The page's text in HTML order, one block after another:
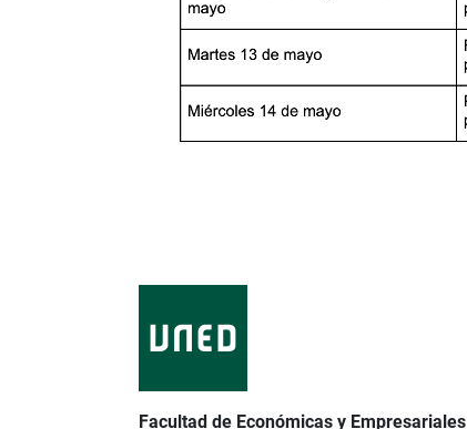
Facultad de Económicas y Empresariales